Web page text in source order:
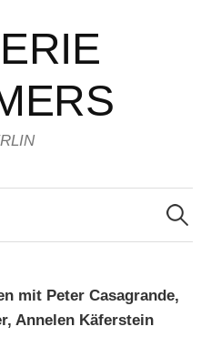
nach:
mit Peter Casagrande,
Annelen Käferstein